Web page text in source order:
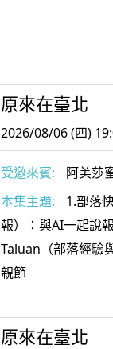
原來在臺北
2026/08/06 (四)
受邀來賓:
阿美莎
本集主題:
1.部落
報）：與AI一起說報原
Taluan（部落經驗
親節
原來在臺北